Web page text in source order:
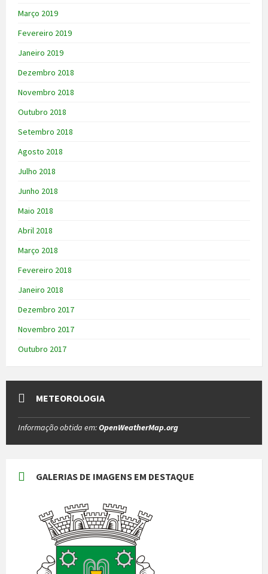
Março 2019
Fevereiro 2019
Janeiro 2019
Dezembro 2018
Novembro 2018
Outubro 2018
Setembro 2018
Agosto 2018
Julho 2018
Junho 2018
Maio 2018
Abril 2018
Março 2018
Fevereiro 2018
Janeiro 2018
Dezembro 2017
Novembro 2017
Outubro 2017
METEOROLOGIA
Informação obtida em:OpenWeatherMap.org
GALERIAS DE IMAGENS EM DESTAQUE